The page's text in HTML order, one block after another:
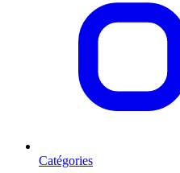
Catégories